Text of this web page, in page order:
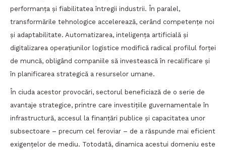
performanța și fiabilitatea întregii industrii. În paralel,
transformările tehnologice accelerează, cerând competențe noi
și adaptabilitate. Automatizarea, inteligența artificială și
digitalizarea operațiunilor logistice modifică radical profilul forței
de muncă, obligând companiile să investească în recalificare și
în planificarea strategică a resurselor umane.
În ciuda acestor provocări, sectorul beneficiază de o serie de
avantaje strategice, printre care investițiile guvernamentale în
infrastructură, accesul la finanțări publice și capacitatea unor
subsectoare – precum cel feroviar – de a răspunde mai eficient
exigențelor de mediu. Totodată, dinamica acestui domeniu este